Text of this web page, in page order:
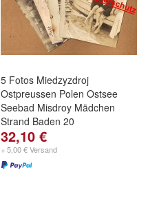
5 Fotos Miedzyzdroj
Ostpreussen Polen Ostsee
Seebad Misdroy Mädchen
Strand Baden 20
32,10 €
+ 5,00 € Versand